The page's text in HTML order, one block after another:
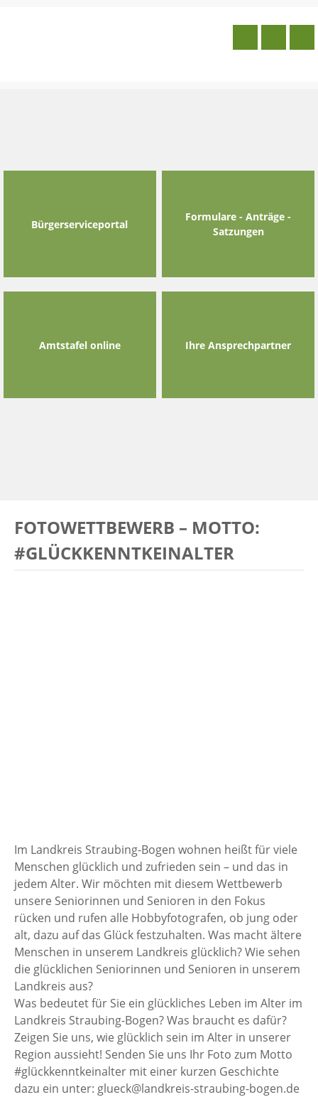
Bürgerserviceportal
Formulare - Anträge -
Satzungen
Amtstafel online Ihre Ansprechpartner
FOTOWETTBEWERB – MOTTO:
#GLÜCKKENNTKEINALTER
Im Landkreis Straubing-Bogen wohnen heißt für viele
Menschen glücklich und zufrieden sein – und das in
jedem Alter. Wir möchten mit diesem Wettbewerb
unsere Seniorinnen und Senioren in den Fokus
rücken und rufen alle Hobbyfotografen, ob jung oder
alt, dazu auf das Glück festzuhalten. Was macht ältere
Menschen in unserem Landkreis glücklich? Wie sehen
die glücklichen Seniorinnen und Senioren in unserem
Landkreis aus?
Was bedeutet für Sie ein glückliches Leben im Alter im
Landkreis Straubing-Bogen? Was braucht es dafür?
Zeigen Sie uns, wie glücklich sein im Alter in unserer
Region aussieht! Senden Sie uns Ihr Foto zum Motto
#glückkenntkeinalter mit einer kurzen Geschichte
dazu ein unter: glueck@landkreis-straubing-bogen.de